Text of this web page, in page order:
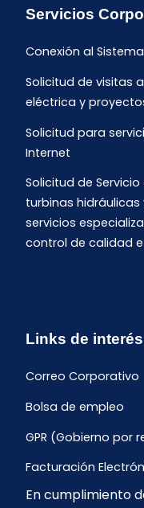
Servicios
Conexión al
Solicitud de visitas
eléctrica y
Solicitud para
Internet
Solicitud de
turbinas
servicios
control de calidad
Links de interés
Correo Corporativo
Bolsa de empleo
GPR (Gobierno por
Facturación
Archivo Histórico
En cumplimiento